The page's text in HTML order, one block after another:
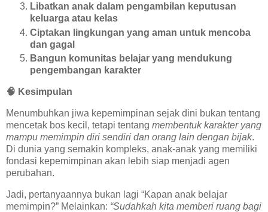
Libatkan anak dalam pengambilan keputusan
keluarga atau kelas
Ciptakan lingkungan yang aman untuk mencoba
dan gagal
Bangun komunitas belajar yang mendukung
pengembangan karakter
🧠 Kesimpulan
Menumbuhkan jiwa kepemimpinan sejak dini bukan tentang
mencetak bos kecil, tetapi tentang membentuk karakter yang
mampu memimpin diri sendiri dan orang lain dengan bijak.
Di dunia yang semakin kompleks, anak-anak yang memiliki
fondasi kepemimpinan akan lebih siap menjadi agen
perubahan.
Jadi, pertanyaannya bukan lagi “Kapan anak belajar
memimpin?” Melainkan: “Sudahkah kita memberi ruang bagi